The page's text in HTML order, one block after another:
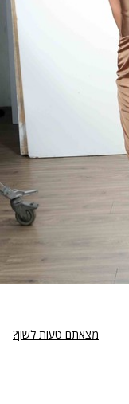
מצאתם טעות לשון?